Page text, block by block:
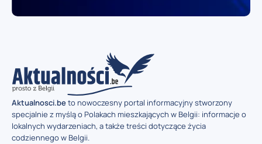
Aktualnosci.beto nowoczesny portal informacyjny stworzony
specjalnie z myślą o Polakach mieszkających w Belgii: informacje o
lokalnych wydarzeniach, a także treści dotyczące życia
codziennego w Belgii.